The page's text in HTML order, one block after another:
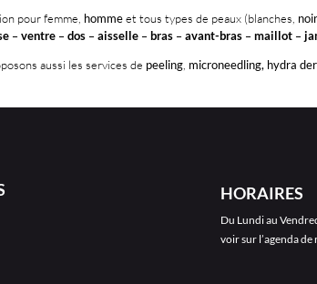
pour femme, hommeet tous types de peaux (blanches,
– ventre – dos – aisselle – bras – avant-bras – maillot –
aussi les services de peeling, microneedling, hydra
HORAIRES
Du Lundi au
voir sur l’agenda